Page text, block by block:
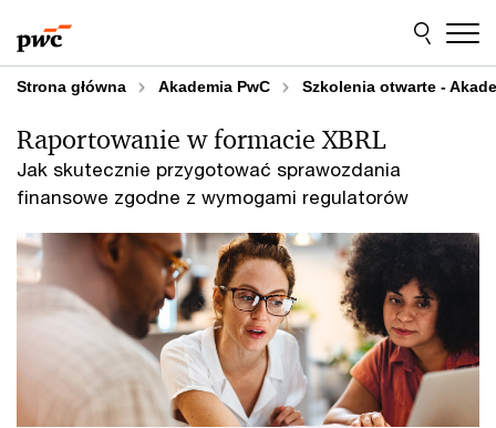
do
treści
do
stopki
Strona główna Akademia PwC Szkolenia otwarte -
Jak skutecznie przygotować sprawozdania
finansowe zgodne z wymogami regulatorów
Raportowanie w formacie XBRL